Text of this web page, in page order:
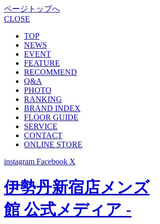
ページトップへ
CLOSE
TOP
NEWS
EVENT
FEATURE
RECOMMEND
Q&A
PHOTO
RANKING
BRAND INDEX
FLOOR GUIDE
SERVICE
CONTACT
ONLINE STORE
instagram Facebook X
伊勢丹新宿店メンズ
館 公式メディア -